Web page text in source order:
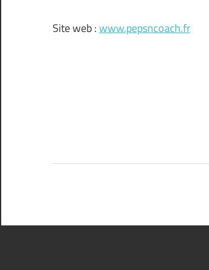
Site web :www.pepsncoach.fr